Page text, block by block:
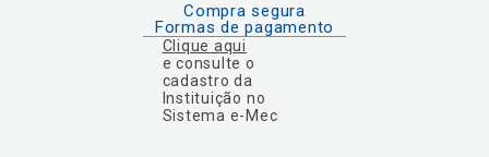
Compra segura
Formas de pagamento
Clique aqui
e consulte o
cadastro da
Instituição no
Sistema e-Mec